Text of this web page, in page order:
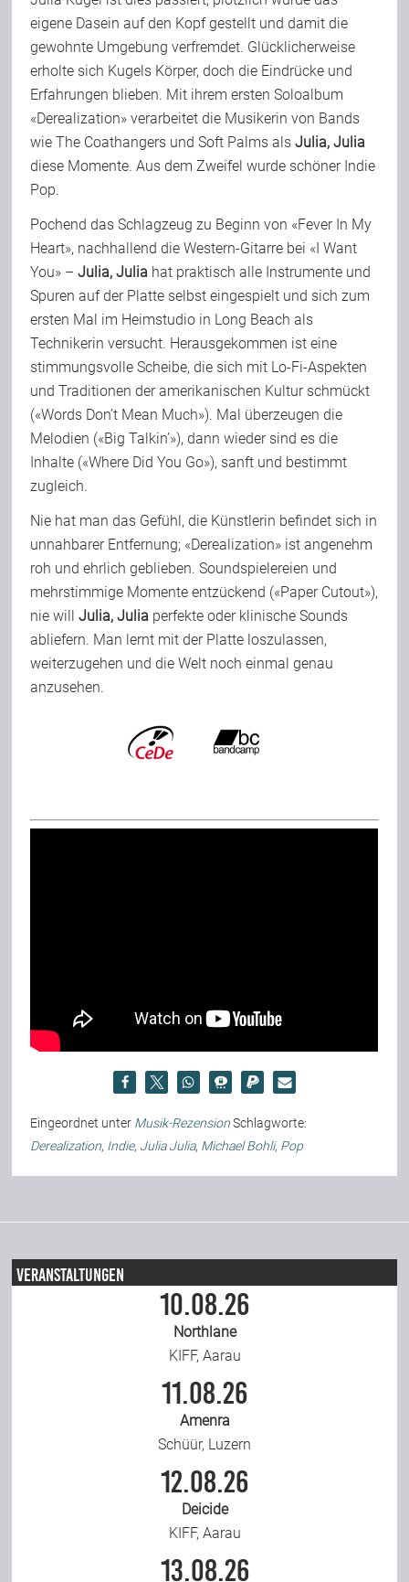
Join Us
Support Us
Kalender
Playlisten
eigene Dasein auf den Kopf gestellt und damit die
gewohnte Umgebung verfremdet. Glücklicherweise
erholte sich Kugels Körper, doch die Eindrücke und
Erfahrungen blieben. Mit ihrem ersten Soloalbum
«Derealization» verarbeitet die Musikerin von Bands
wie The Coathangers und Soft Palms alsJulia, Julia
diese Momente. Aus dem Zweifel wurde schöner Indie
Pop.
Pochend das Schlagzeug zu Beginn von «Fever In My
Heart», nachhallend die Western-Gitarre bei «I Want
You» –Julia, Julia hat praktisch alle Instrumente und
Spuren auf der Platte selbst eingespielt und sich zum
ersten Mal im Heimstudio in Long Beach als
Technikerin versucht. Herausgekommen ist eine
stimmungsvolle Scheibe, die sich mit Lo-Fi-Aspekten
und Traditionen der amerikanischen Kultur schmückt
(«Words Don’t Mean Much»). Mal überzeugen die
Melodien («Big Talkin’»), dann wieder sind es die
Inhalte («Where Did You Go»), sanft und bestimmt
zugleich.
Nie hat man das Gefühl, die Künstlerin befindet sich in
unnahbarer Entfernung; «Derealization» ist angenehm
roh und ehrlich geblieben. Soundspielereien und
mehrstimmige Momente entzückend («Paper Cutout»),
nie willJulia, Julia perfekte oder klinische Sounds
abliefern. Man lernt mit der Platte loszulassen,
weiterzugehen und die Welt noch einmal genau
anzusehen.
Eingeordnet unter Musik-Rezension Schlagworte:
Derealization, Indie, Julia Julia, Michael Bohli, Pop
Veranstaltungen
10.08.26
Northlane
KIFF, Aarau
11.08.26
Amenra
Schüür, Luzern
12.08.26
Deicide
KIFF, Aarau
13.08.26